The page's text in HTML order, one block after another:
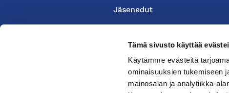
Tämä sivusto käyttää
Käytämme evästeitä
ominaisuuksien tukemiseen
mainosalan ja analytiikka-
Jäsenedut